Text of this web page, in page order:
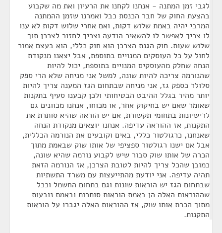
לגבי זמן המתנה - אנחנו לקחנו את הרעיון ואת מה שקבוע
בהצעת החוק של חבר הכנסת כבל ואמרנו שזמן ההמתנה
המרבי יהיה באמת שלוש דקות, ואם אחרי שלוש דקות לא ענו
לו צריך לאפשר לו להשאיר הודעה וצריך לחזור לצרכן תוך
שלוש שעות. חוק הגנת הצרכן הוא חוק כללי, הוא בעצם אמור
לחול על כל העוסקים המנויים בתוספת, אבל יצאנו מנקודת
הנחה שחלק מהעוסקים המנויים בתוספת, יכול להיות
שהנורמה צריכה להיות שונה, למשל אני מניחה שלא הרי ספק
סלולר כספק גז, אני מניחה שבתחום הגז המענה צריך להיות
יותר מהיר בגלל ההיבט הבטיחותי ולכן קבענו סעיף בתקנות
שאומר שאם יש בחיקוק אחר, או מכוחו, אנחנו מכוונים גם
לרישיונות בתחומי תקשורת, אם יש הוראה שהיא סותרת את
התקנות, אז ההוראה עדיפה. אנחנו יוצאים מנקודת הנחה
שאנחנו, כרגולטור כללי, באים וקובעים את הנורמה הכללית,
אבל אם ישנו רגולטור ספציפי של אותו שוק שבאמת מתוך
הכרה של אותו שוק סבור שיש לקבוע נורמה שהיא שונה,
כמובן שהכל צריך להיות לטובת הצרכן, אז הנורמה הזאת
תהיה עדיפה. אני יודעת מהתייעצות עם משרד התשתיות
שבתחום הגז יש הוראות שונות וגם בתחום החשמל וככל
שההוראות האלה הן באמת הוראות סותרות ובאמת נובעות
מתוך הכרת אותו שוק, אז ההוראות האלה יגברו על הוראות
התקנות.